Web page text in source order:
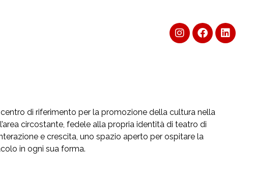
di riferimento per la promozione della cultura nella
circostante, fedele alla propria identità di teatro di
e crescita, uno spazio aperto per ospitare la
in ogni sua forma.